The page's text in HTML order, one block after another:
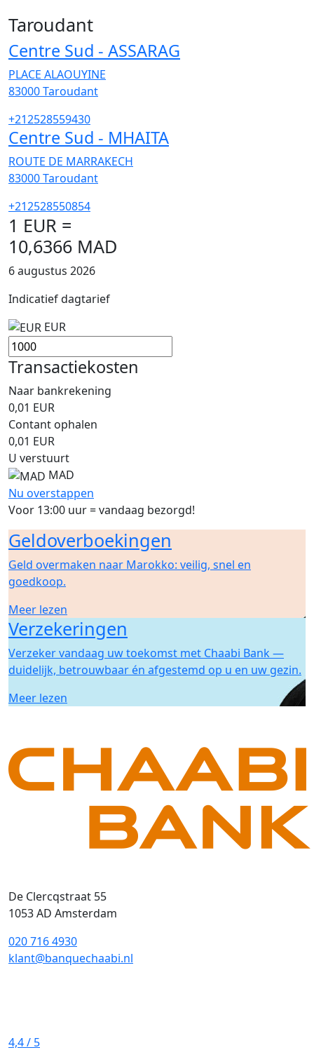
Taroudant
Centre Sud - ASSARAG
PLACE ALAOUYINE
83000Taroudant
+212528559430
Centre Sud - MHAITA
ROUTE DE MARRAKECH
83000Taroudant
+212528550854
1 EUR =
10,6366 MAD
6 augustus 2026
Indicatief dagtarief
EUR
Transactiekosten
Naar bankrekening
0,01 EUR
Contant ophalen
0,01 EUR
U verstuurt
MAD
Nu overstappen
Voor 13:00 uur = vandaag bezorgd!
Geldoverboekingen
Geld overmaken naar Marokko: veilig, snel en
goedkoop.
Meer lezen
Verzekeringen
Verzeker vandaag uw toekomst met Chaabi Bank —
duidelijk, betrouwbaar én afgestemd op u en uw gezin.
Meer lezen
De Clercqstraat 55
1053 AD Amsterdam
020 716 4930
klant@banquechaabi.nl
4,4/ 5